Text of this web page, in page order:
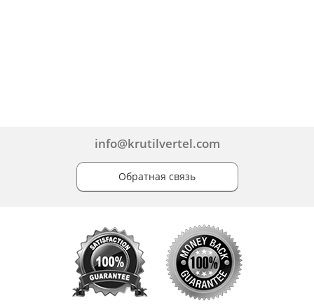
info@krutilvertel.com
Обратная связь